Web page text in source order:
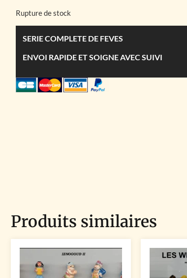
Rupture de stock
SERIE COMPLETE DE FEVES
ENVOI RAPIDE ET SOIGNE AVEC SUIVI
Produits similaires